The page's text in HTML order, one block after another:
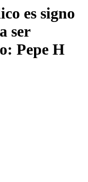
es signo
ser
Pepe H